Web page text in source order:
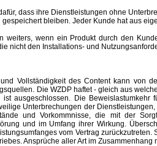
dass ihre Dienstleistungen ohne
bleiben. Jeder Kunde hat aus
wenn ein Produkt durch den
nicht den Installations- und
Vollständigkeit des Content kann von
Die WZDP haftet - gleich aus
ausgeschlossen. Die Beweislastumkehr
Unterbrechungen der
und Vorkommnisse, die mit der
und im Umfang ihrer Wirkung.
vom Vertrag
Ansprüche aller Art im